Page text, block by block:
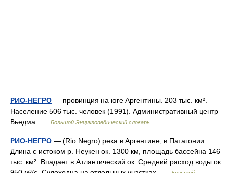
РИО-НЕГРО — провинция на юге Аргентины. 203 тыс. км².
Население 506 тыс. человек (1991). Административный центр
Вьедма …
Большой Энциклопедический словарь
РИО-НЕГРО — (Rio Negro) река в Аргентине, в Патагонии.
Длина с истоком р. Неукен ок. 1300 км, площадь бассейна 146
тыс. км². Впадает в Атлантический ок. Средний расход воды ок.